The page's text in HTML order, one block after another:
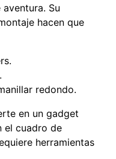
Su
hacen que
redondo.
en un gadget
el cuadro de
herramientas